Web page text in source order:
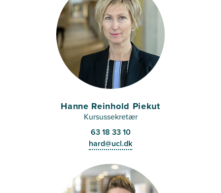
Hanne Reinhold Piekut
Kursussekretær
63 18 33 10
hard@ucl.dk